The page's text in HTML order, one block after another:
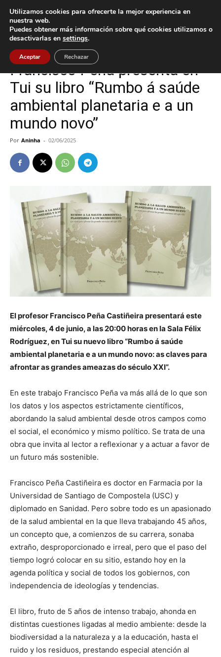
Inicio Cultura / Ocio
Cultura / Ocio Tui
Francisco Peña presenta en
Tui su libro “Rumbo á saúde
ambiental planetaria e a un
mundo novo”
Por Aninha - 02/06/2025
El profesor Francisco Peña Castiñeira presentará este
miércoles, 4 de junio, a las 20:00 horas en la Sala Félix
Rodríguez, en Tui su nuevo libro “Rumbo á saúde
ambiental planetaria e a un mundo novo: as claves para
afrontar as grandes ameazas do século XXI”.
En este trabajo Francisco Peña va más allá de lo que son
los datos y los aspectos estrictamente científicos,
abordando la salud ambiental desde otros campos como
el social, el económico y mismo político. Se trata de una
obra que invita al lector a reflexionar y a actuar a favor de
un futuro más sostenible.
Francisco Peña Castiñeira es doctor en Farmacia por la
Universidad de Santiago de Compostela (USC) y
diplomado en Sanidad. Pero sobre todo es un apasionado
de la salud ambiental en la que lleva trabajando 45 años,
un concepto que, a comienzos de su carrera, sonaba
extraño, desproporcionado e irreal, pero que el paso del
tiempo logró colocar en su sitio, estando hoy en la
agenda política y social de todos los gobiernos, con
independencia de ideologías y tendencias.
El libro, fruto de 5 años de intenso trabajo, ahonda en
distintas cuestiones ligadas al medio ambiente: desde la
biodiversidad a la naturaleza y a la educación, hasta el
ruido y los residuos, prestando especial atención al
Utilizamos cookies para ofrecerte la mejor experiencia en
nuestra web.
Puedes obtener más información sobre qué cookies utilizamos o
desactivarlas en settings.
Aceptar Rechazar